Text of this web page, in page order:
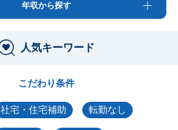
年収から探す
人気キーワード
こだわり条件
社宅・住宅補助 転勤なし